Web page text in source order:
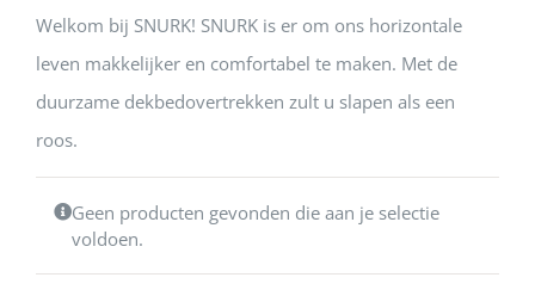
Welkom bij SNURK! SNURK is er om ons horizontale
leven makkelijker en comfortabel te maken. Met de
duurzame dekbedovertrekken zult u slapen als een
roos.
Geen producten gevonden die aan je selectie
voldoen.